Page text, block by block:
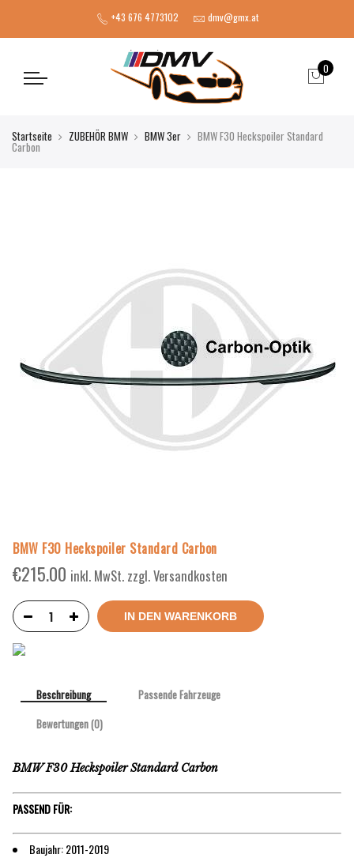
+43 676 4773102 dmv@gmx.at
0
Startseite ZUBEHÖR BMW BMW 3er BMW F30 Heckspoiler Standard
Carbon
BMW F30 Heckspoiler Standard Carbon
€215.00 inkl. MwSt. zzgl. Versandkosten
IN DEN WARENKORB
Beschreibung
Passende Fahrzeuge
Bewertungen (0)
BMW F30 Heckspoiler Standard Carbon
PASSEND FÜR:
Baujahr: 2011-2019